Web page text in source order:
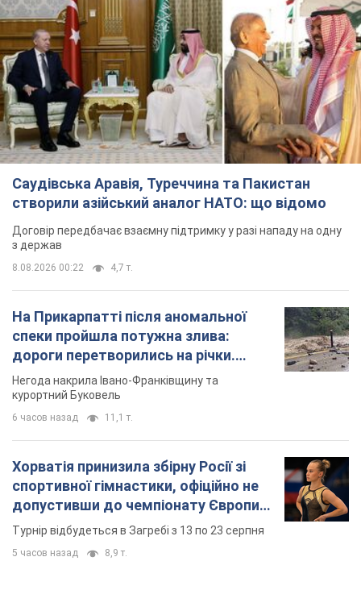
Саудівська Аравія, Туреччина та Пакистан
створили азійський аналог НАТО: що відомо
Договір передбачає взаємну підтримку у разі нападу на одну
з держав
8.08.2026 00:22 4,7 т.
На Прикарпатті після аномальної
спеки пройшла потужна злива:
дороги перетворились на річки.
Відео
Негода накрила Івано-Франківщину та
курортний Буковель
6 часов назад 11,1 т.
Хорватія принизила збірну Росії зі
спортивної гімнастики, офіційно не
допустивши до чемпіонату Європи
основних спортсменів
Турнір відбудеться в Загребі з 13 по 23 серпня
5 часов назад 8,9 т.